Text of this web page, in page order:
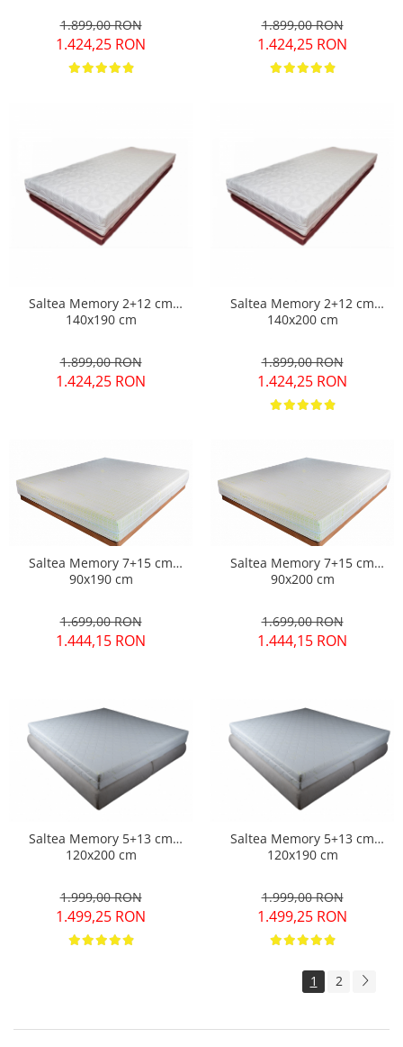
1.899,00 RON
1.424,25 RON
1.899,00 RON
1.424,25 RON
Saltea Memory 2+12 cm
140x190 cm
1.899,00 RON
1.424,25 RON
Saltea Memory 2+12 cm
140x200 cm
1.899,00 RON
1.424,25 RON
Saltea Memory 7+15 cm
90x190 cm
1.699,00 RON
1.444,15 RON
Saltea Memory 7+15 cm
90x200 cm
1.699,00 RON
1.444,15 RON
Saltea Memory 5+13 cm
120x200 cm
1.999,00 RON
1.499,25 RON
Saltea Memory 5+13 cm
120x190 cm
1.999,00 RON
1.499,25 RON
1 2